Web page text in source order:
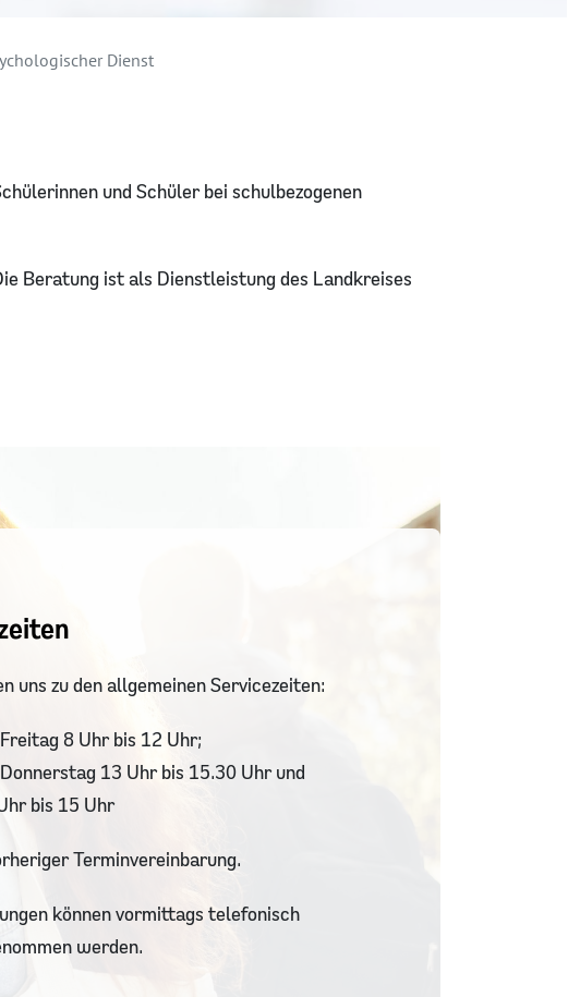
Dienst
und Schüler bei schulbezogenen
Beratung ist als Dienstleistung des Landkreises
uns zu den allgemeinen Servicezeiten:
8 Uhr bis 12 Uhr;
13 Uhr bis 15.30 Uhr und
bis 15 Uhr
Terminvereinbarung.
können vormittags telefonisch
werden.